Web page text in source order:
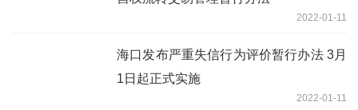
2022-01-11
海口发布严重失信行为评价暂行办法 3月
1日起正式实施
2022-01-11